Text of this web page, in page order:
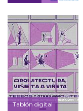
Tablón digital